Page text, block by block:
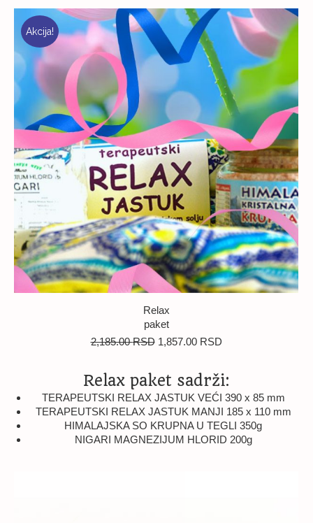
Akcija!
Relax
paket
2,185.00RSD Originalna
bila:
2,185.00 RSD.
1,857.00 RSDTrenutna
1,857.00 RSD.
Relax paket sadrži:
TERAPEUTSKI RELAX JASTUK VEĆI 390 x 85 mm
TERAPEUTSKI RELAX JASTUK MANJI 185 x 110 mm
HIMALAJSKA SO KRUPNA U TEGLI 350g
NIGARI MAGNEZIJUM HLORID 200g